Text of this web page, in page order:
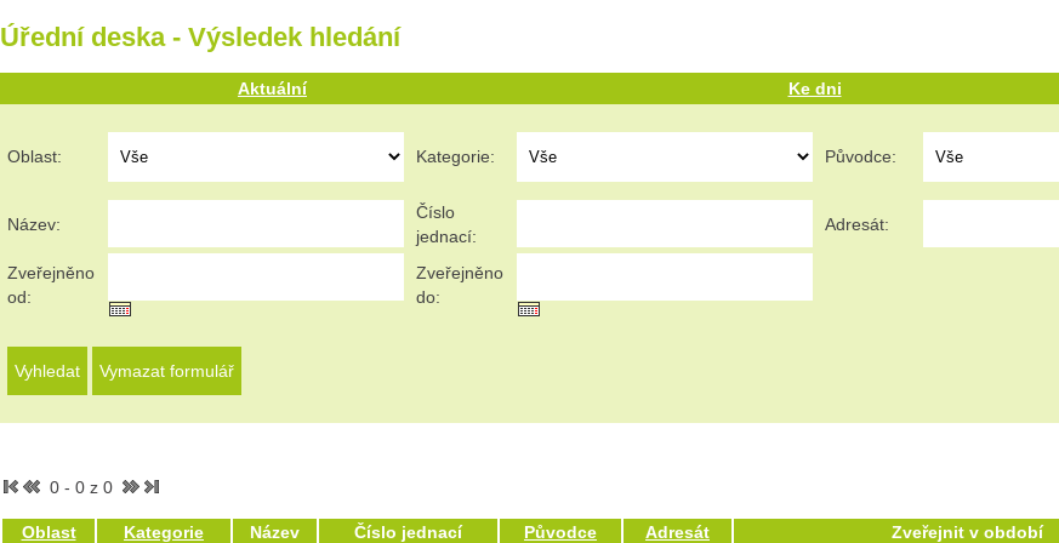
Úřední deska - Výsledek hledání
Aktuální Ke dni
Oblast: Kategorie: Původce:
Název:
Číslo
jednací:
Adresát:
Zveřejněno
od:
Zveřejněno
do:
0 - 0 z 0
Oblast Kategorie Název Číslo jednací Původce Adresát Zveřejnit v období